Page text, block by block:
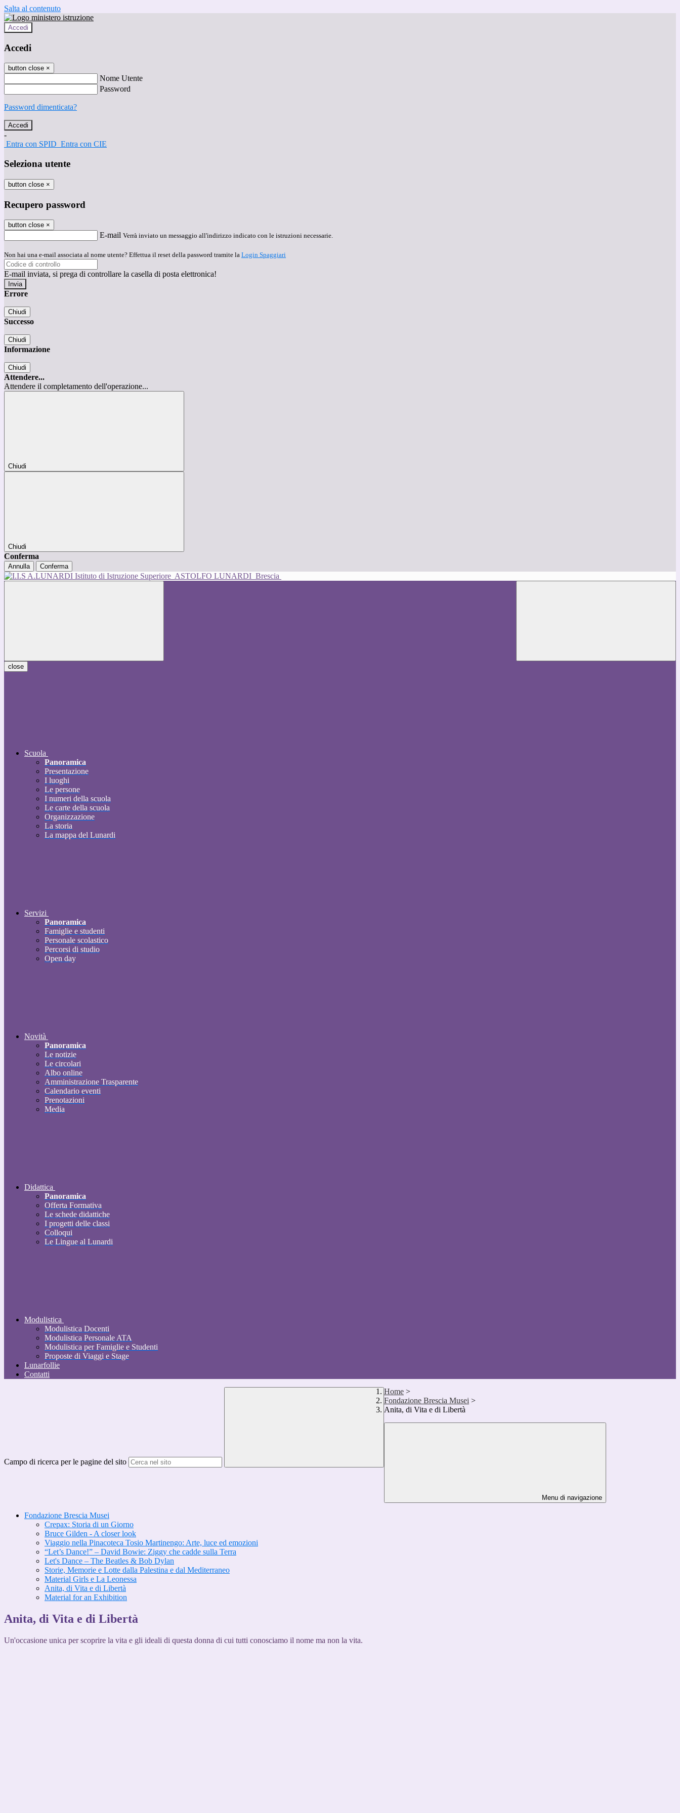
Salta al contenuto
Accedi
Accedi
button close ×
Nome Utente
Password
Password dimenticata?
-
Entra con SPID Entra con CIE
Seleziona utente
button close ×
Recupero password
button close ×
E-mail Verrà inviato un messaggio all'indirizzo indicato con le istruzioni necessarie.
Non hai una e-mail associata al nome utente? Effettua il reset della password tramite la Login Spaggiari
E-mail inviata, si prega di controllare la casella di posta elettronica!
Errore
Chiudi
Successo
Chiudi
Informazione
Chiudi
Attendere...
Attendere il completamento dell'operazione...
Chiudi
Chiudi
Conferma
Annulla Conferma
Istituto di Istruzione Superiore ASTOLFO LUNARDI Brescia
close
Scuola
Panoramica
Presentazione
I luoghi
Le persone
I numeri della scuola
Le carte della scuola
Organizzazione
La storia
La mappa del Lunardi
Servizi
Panoramica
Famiglie e studenti
Personale scolastico
Percorsi di studio
Open day
Novità
Panoramica
Le notizie
Le circolari
Albo online
Amministrazione Trasparente
Calendario eventi
Prenotazioni
Media
Didattica
Panoramica
Offerta Formativa
Le schede didattiche
I progetti delle classi
Colloqui
Le Lingue al Lunardi
Modulistica
Modulistica Docenti
Modulistica Personale ATA
Modulistica per Famiglie e Studenti
Proposte di Viaggi e Stage
Lunarfollie
Contatti
Campo di ricerca per le pagine del sito
Home >
Fondazione Brescia Musei >
Anita, di Vita e di Libertà
Menu di navigazione
Fondazione Brescia Musei
Crepax: Storia di un Giorno
Bruce Gilden - A closer look
Viaggio nella Pinacoteca Tosio Martinengo: Arte, luce ed emozioni
“Let’s Dance!” – David Bowie: Ziggy che cadde sulla Terra
Let's Dance – The Beatles & Bob Dylan
Storie, Memorie e Lotte dalla Palestina e dal Mediterraneo
Material Girls e La Leonessa
Anita, di Vita e di Libertà
Material for an Exhibition
Anita, di Vita e di Libertà
Un'occasione unica per scoprire la vita e gli ideali di questa donna di cui tutti conosciamo il nome ma non la vita.